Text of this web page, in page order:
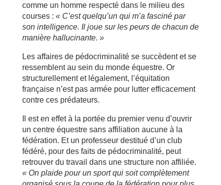
comme un homme respecté dans le milieu des
courses : « C’est quelqu’un qui m’a fascinépar
son intelligence. Il joue sur les peurs de chacun de
manière hallucinante. »
Les affaires de pédocriminalité se succèdent et se
ressemblent au sein du monde équestre. Or
structurellement et légalement, l’équitation
française n’est pas armée pour lutter efficacement
contre ces prédateurs.
Il est en effet à la portée du premier venu d’ouvrir
un centre équestre sans affiliation aucune à la
fédération. Et un professeur destitué d’un club
fédéré, pour des faits de pédocriminalité, peut
retrouver du travail dans une structure non affiliée.
« On plaide pour un sport qui soit complètement